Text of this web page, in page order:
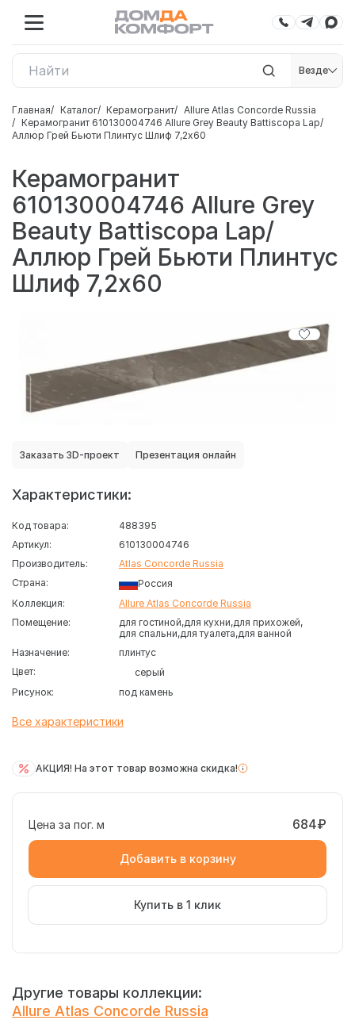
Везде
Главная Каталог Керамогранит
Allure Atlas Concorde Russia
Керамогранит 610130004746 Allure Grey Beauty Battiscopa Lap/
Аллюр Грей Бьюти Плинтус Шлиф 7,2x60
Керамогранит
610130004746 Allure Grey
Beauty Battiscopa Lap/
Аллюр Грей Бьюти Плинтус
Шлиф 7,2x60
Заказать 3D-проект Презентация онлайн
Характеристики:
Код товара:
488395
Артикул:
610130004746
Производитель:
Atlas Concorde Russia
Страна:
Россия
Коллекция:
Allure Atlas Concorde Russia
Помещение:
для гостиной для кухни для прихожей
для спальни для туалета для ванной
Назначение:
плинтус
Цвет:
серый
Рисунок:
под камень
Все характеристики
АКЦИЯ! На этот товар возможна скидка!
Цена за пог. м 684₽
Добавить в корзину
Купить в 1 клик
Другие товары коллекции:
Allure Atlas Concorde Russia